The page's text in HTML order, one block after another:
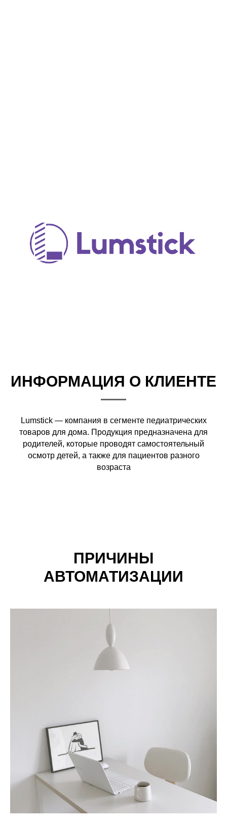
ИНФОРМАЦИЯ О КЛИЕНТЕ
Lumstick — компания в сегменте педиатрических
товаров для дома. Продукция предназначена для
родителей, которые проводят самостоятельный
осмотр детей, а также для пациентов разного
возраста
ПРИЧИНЫ
АВТОМАТИЗАЦИИ